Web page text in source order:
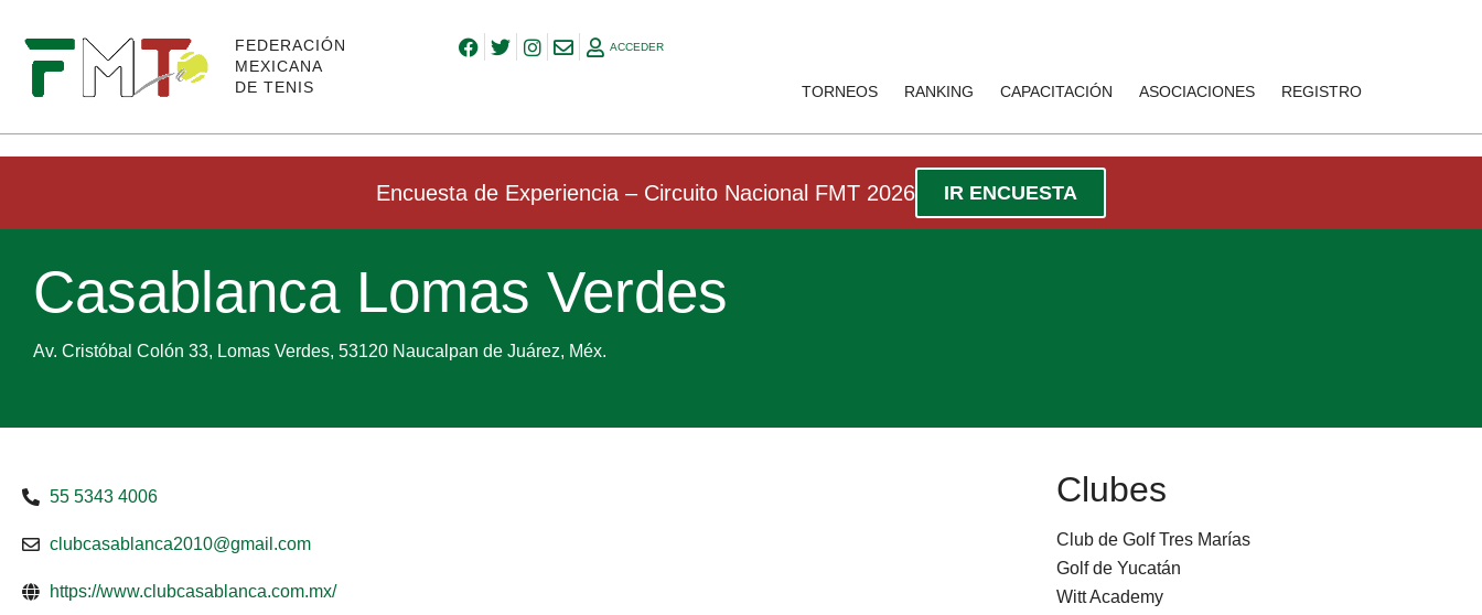
FEDERACIÓN
MEXICANA
DE TENIS
ACCEDER
TORNEOS RANKING CAPACITACIÓN ASOCIACIONES REGISTRO
Encuesta de Experiencia – Circuito Nacional FMT 2026 IR ENCUESTA
Casablanca Lomas Verdes
Av. Cristóbal Colón 33, Lomas Verdes, 53120 Naucalpan de Juárez, Méx.
55 5343 4006
clubcasablanca2010@gmail.com
https://www.clubcasablanca.com.mx/
Clubes
Club de Golf Tres Marías
Golf de Yucatán
Witt Academy